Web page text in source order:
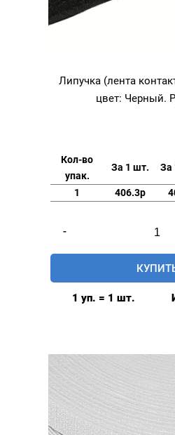
Липучка (лента
цвет: Черный.
Кол-во
упак.
За 1 шт. За
1 406.3р
-
Липучка
(лента
25м.
1 уп. = 1 шт.